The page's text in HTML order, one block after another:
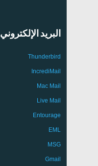
البريد الإلكتروني E-أدوات الهجرة ل:
Thunderbird
IncrediMail
Mac Mail
Live Mail
Entourage
EML
MSG
Gmail